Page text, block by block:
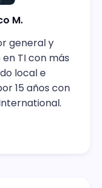
M.
general y
TI con más
local e
15 años con